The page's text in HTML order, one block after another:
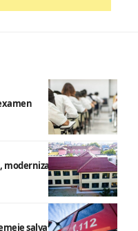
modernizat
salvată